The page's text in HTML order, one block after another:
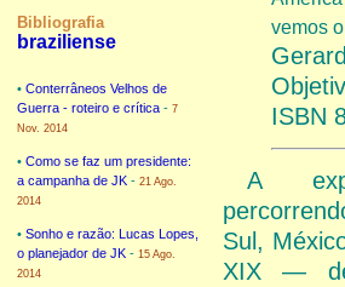
Bibliografia
braziliense
• Conterrâneos Velhos de
Guerra - roteiro e crítica - 7
Nov. 2014
• Como se faz um presidente:
a campanha de JK - 21 Ago.
2014
• Sonho e razão: Lucas Lopes,
o planejador de JK - 15 Ago.
2014
vemos
ISBN
A
Sul,
XIX —